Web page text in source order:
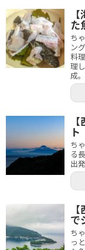
た
ち
ン
料
理
成
ト
ち
る
出
で
ち
っ